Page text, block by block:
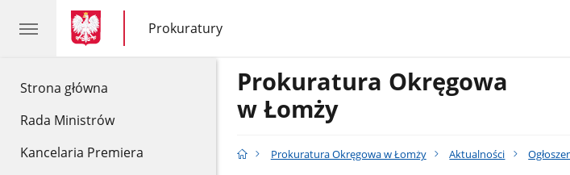
Strona główna
Rada Ministrów
Kancelaria Premiera
gov.pl
gov.pl
Prokuratury
gov.pl
Prokuratury
Prokuratura Okręgowa
w Łomży
Prokuratura Okręgowa w Łomży Aktualności